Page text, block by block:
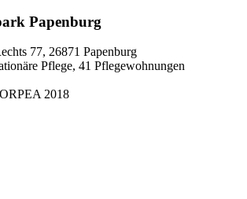
Papenburg
77, 26871 Papenburg
Pflege, 41 Pflegewohnungen
2018